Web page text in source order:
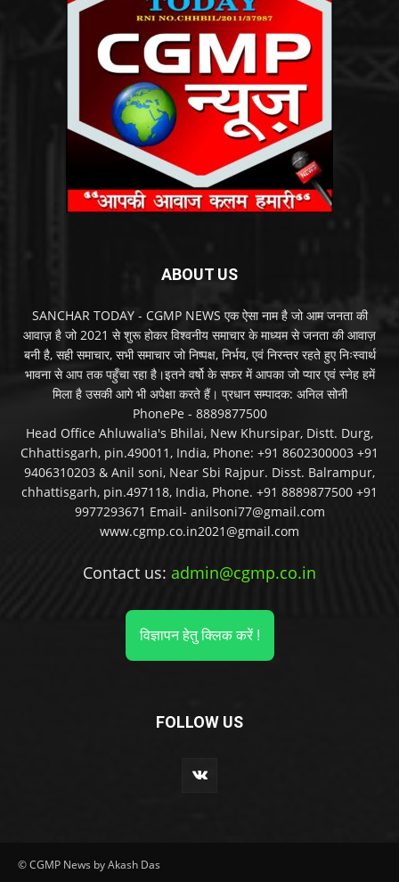
ABOUT US
SANCHAR TODAY - CGMP NEWS एक ऐसा नाम है जो आम जनता की
आवाज़ है जो 2021 से शुरू होकर विश्वनीय समाचार के माध्यम से जनता की आवाज़
बनी है, सही समाचार, सभी समाचार जो निष्पक्ष, निर्भय, एवं निरन्तर रहते हुए निःस्वार्थ
भावना से आप तक पहुँचा रहा है।इतने वर्षो के सफर में आपका जो प्यार एवं स्नेह हमें
मिला है उसकी आगे भी अपेक्षा करते हैं। प्रधान सम्पादक: अनिल सोनी
PhonePe - 8889877500
Head Office Ahluwalia's Bhilai, New Khursipar, Distt. Durg,
Chhattisgarh, pin.490011, India, Phone: +91 8602300003 +91
9406310203 & Anil soni, Near Sbi Rajpur. Disst. Balrampur,
chhattisgarh, pin.497118, India, Phone. +91 8889877500 +91
9977293671 Email- anilsoni77@gmail.com
www.cgmp.co.in2021@gmail.com
Contact us: admin@cgmp.co.in
विज्ञापन हेतु क्लिक करें !
FOLLOW US
© CGMP News by Akash Das